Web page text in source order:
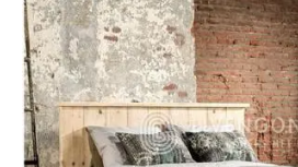
van
de
afbeeldingen-
gallerij